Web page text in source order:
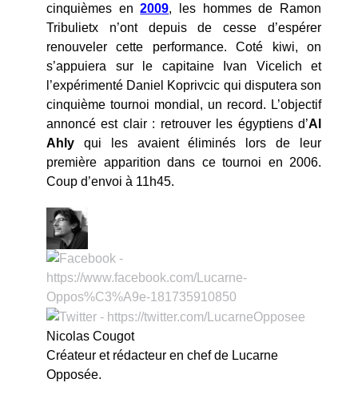
cinquièmes en2009, les hommes de Ramon
Tribulietx n’ont depuis de cesse d’espérer
renouveler cette performance. Coté kiwi, on
s’appuiera sur le capitaine Ivan Vicelich et
l’expérimenté Daniel Koprivcic qui disputera son
cinquième tournoi mondial, un record. L’objectif
annoncé est clair : retrouver les égyptiens d’Al
Ahly qui les avaient éliminés lors de leur
première apparition dans ce tournoi en 2006.
Coup d’envoi à 11h45.
Nicolas Cougot
Créateur et rédacteur en chef de Lucarne
Opposée.